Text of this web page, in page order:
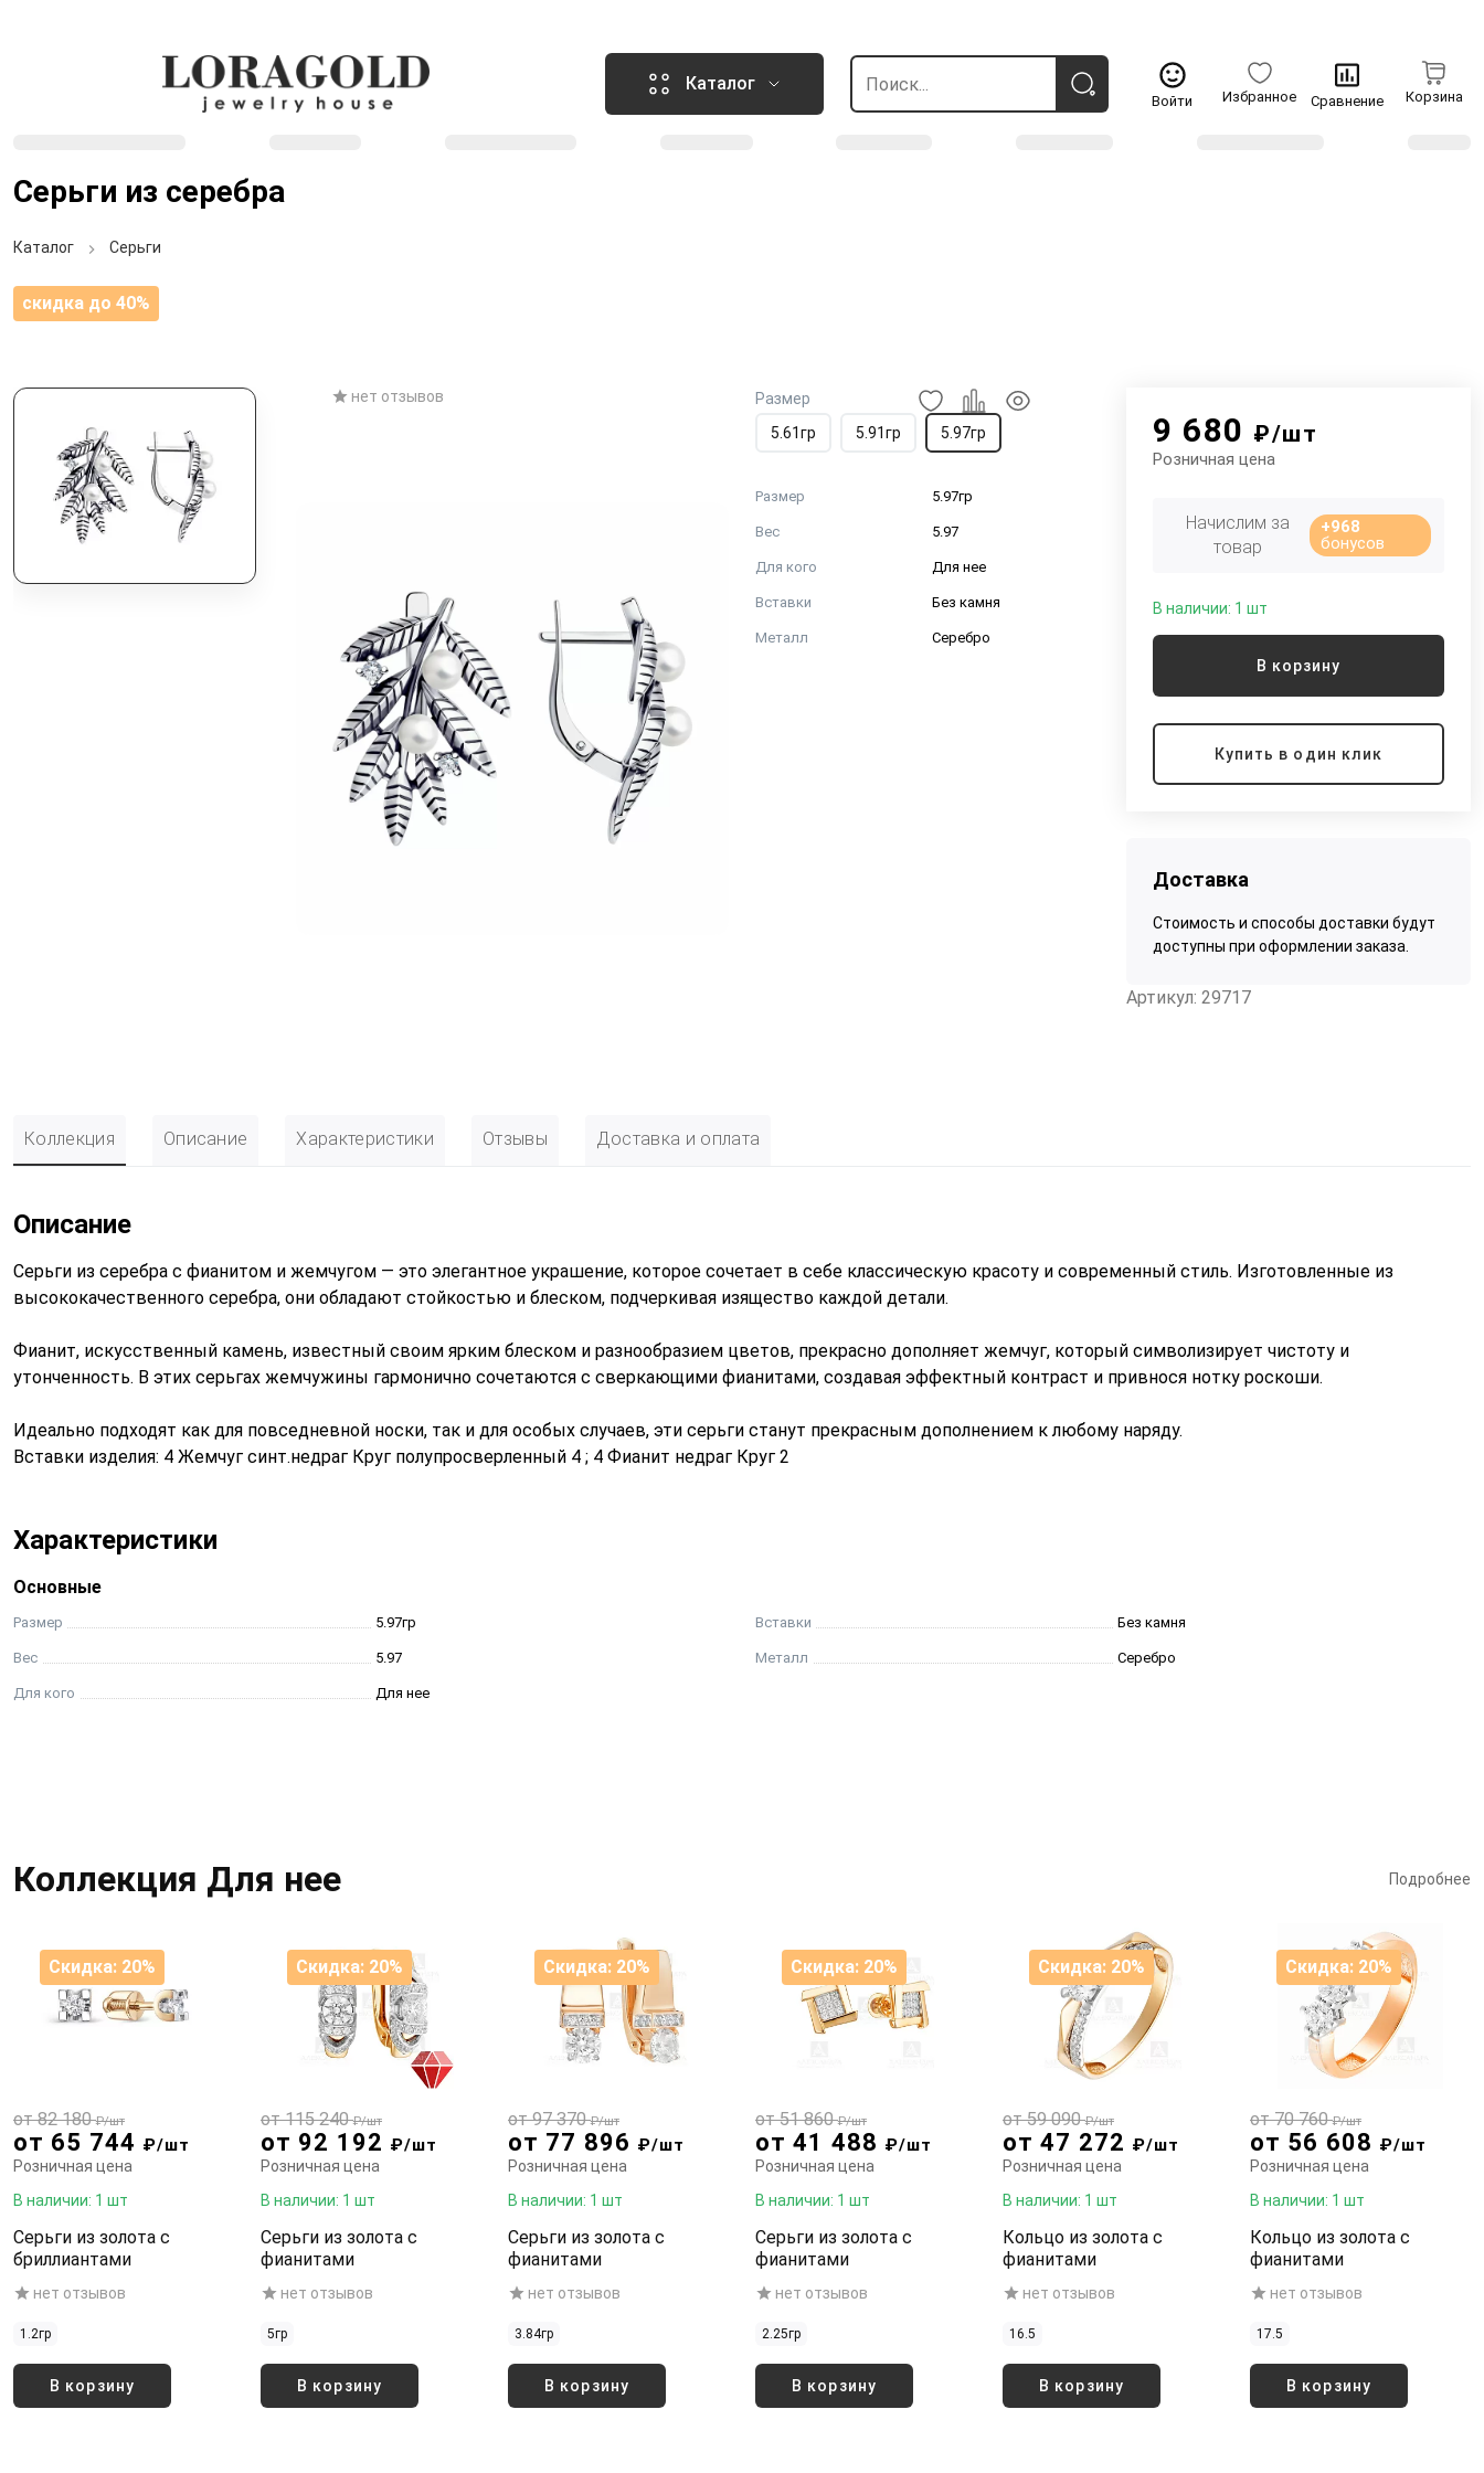
Каталог
Войти Избранное Сравнение Корзина
Серьги из серебра
Каталог Серьги
скидка до 40%
нет отзывов
Размер
5.61гр
5.91гр 5.97гр
Размер 5.97гр
Вес 5.97
Для кого Для нее
Вставки Без камня
Металл Серебро
9 680 ₽/шт
Розничная цена
Начислим за
товар
+968
бонусов
В наличии: 1 шт
В корзину
Купить в один клик
Доставка
Стоимость и способы доставки будут
доступны при оформлении заказа.
Артикул: 29717
Коллекция Описание Характеристики Отзывы Доставка и оплата
Описание
Серьги из серебра с фианитом и жемчугом — это элегантное украшение, которое сочетает в себе классическую красоту и современный стиль. Изготовленные из
высококачественного серебра, они обладают стойкостью и блеском, подчеркивая изящество каждой детали.
Фианит, искусственный камень, известный своим ярким блеском и разнообразием цветов, прекрасно дополняет жемчуг, который символизирует чистоту и
утонченность. В этих серьгах жемчужины гармонично сочетаются с сверкающими фианитами, создавая эффектный контраст и привнося нотку роскоши.
Идеально подходят как для повседневной носки, так и для особых случаев, эти серьги станут прекрасным дополнением к любому наряду.
Вставки изделия: 4 Жемчуг синт.недраг Круг полупросверленный 4 ; 4 Фианит недраг Круг 2
Характеристики
Основные
Размер 5.97гр
Вес 5.97
Для кого Для нее
Вставки Без камня
Металл Серебро
Коллекция Для нее Подробнее
от 65 744 ₽/шт
от 82 180₽/шт
Розничная цена
В наличии: 1 шт
Серьги из золота с
бриллиантами
нет отзывов
1.2гр
В корзину
Скидка: 20%
от 92 192 ₽/шт
от 115 240₽/шт
Розничная цена
В наличии: 1 шт
Серьги из золота с
фианитами
нет отзывов
5гр
В корзину
Скидка: 20%
от 77 896 ₽/шт
от 97 370₽/шт
Розничная цена
В наличии: 1 шт
Серьги из золота с
фианитами
нет отзывов
3.84гр
В корзину
Скидка: 20%
от 41 488 ₽/шт
от 51 860₽/шт
Розничная цена
В наличии: 1 шт
Серьги из золота с
фианитами
нет отзывов
2.25гр
В корзину
Скидка: 20%
от 47 272 ₽/шт
от 59 090₽/шт
Розничная цена
В наличии: 1 шт
Кольцо из золота с
фианитами
нет отзывов
16.5
В корзину
Скидка: 20%
от 56 608 ₽/шт
от 70 760₽/шт
Розничная цена
В наличии: 1 шт
Кольцо из золота с
фианитами
нет отзывов
17.5
В корзину
Скидка: 20%